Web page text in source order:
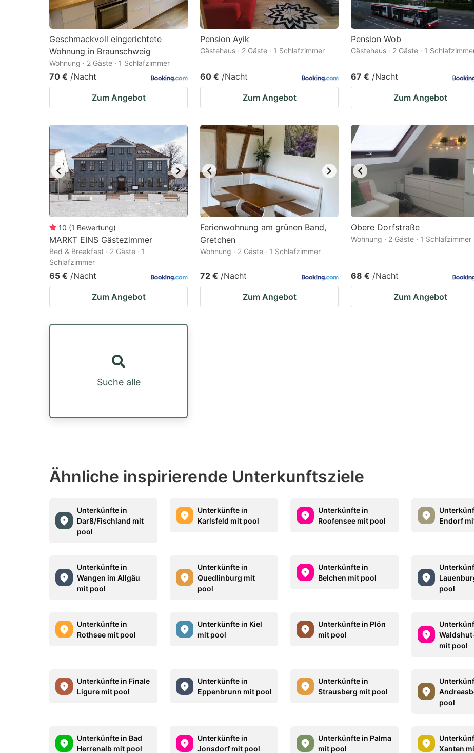
Geschmackvoll eingerichtete
Wohnung in Braunschweig
Wohnung · 2 Gäste · 1 Schlafzimmer
70 € /Nacht
Zum Angebot
Pension Ayik
Gästehaus · 2 Gäste · 1 Schlafzimmer
60 € /Nacht
Zum Angebot
Pension Wob
Gästehaus · 2 Gäste · 1
67 € /Nacht
Zum Angebot
10 (1 Bewertung)
MARKT EINS Gästezimmer
Bed & Breakfast · 2 Gäste · 1
Schlafzimmer
65 € /Nacht
Zum Angebot
Ferienwohnung am grünen Band,
Gretchen
Wohnung · 2 Gäste · 1 Schlafzimmer
72 € /Nacht
Zum Angebot
Obere Dorfstraße
Wohnung · 2 Gäste · 1 Schlafzimmer
68 € /Nacht
Zum Angebot
Suche alle
Ähnliche inspirierende Unterkunftsziele
Unterkünfte in
Darß/Fischland mit
pool
Unterkünfte in
Karlsfeld mit pool
Unterkünfte in
Roofensee mit pool
Endorf
Unterkünfte in
Wangen im Allgäu
mit pool
Unterkünfte in
Quedlinburg mit
pool
Unterkünfte in
Belchen mit pool
pool
Unterkünfte in
Rothsee mit pool
Unterkünfte in Kiel
mit pool
Unterkünfte in Plön
mit pool
mit pool
Unterkünfte in Finale
Ligure mit pool
Unterkünfte in
Eppenbrunn mit pool
Unterkünfte in
Strausberg mit pool
pool
Unterkünfte in Bad
Herrenalb mit pool
Unterkünfte in
Jonsdorf mit pool
Unterkünfte in Palma
mit pool
Xanten